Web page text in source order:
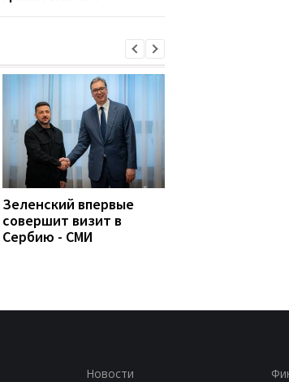
Зеленский впервые
совершит визит в
Сербию - СМИ
Новости